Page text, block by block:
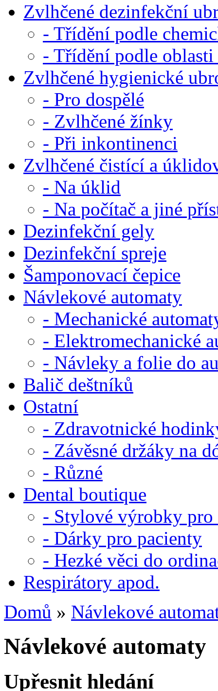
Zvlhčené dezinfekční
- Třídění podle
- Třídění podle
Zvlhčené hygienické
- Pro dospělé
- Zvlhčené žínky
- Při inkontinenci
Zvlhčené čistící a
- Na úklid
- Na počítač a jiné
Dezinfekční gely
Dezinfekční spreje
Šamponovací čepice
Návlekové automaty
- Mechanické
- Elektromechanické
- Návleky a folie do
Balič deštníků
Ostatní
- Zdravotnické
- Závěsné držáky na
- Různé
Dental boutique
- Stylové výrobky pro
- Dárky pro pacienty
- Hezké věci do
Respirátory apod.
Domů » Návlekové
Návlekové automaty
Upřesnit hledání